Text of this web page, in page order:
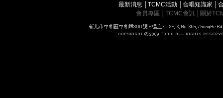
最新消息 │TCMC活動 │合唱知識家 │
會員專區
TCMC會訊 關於